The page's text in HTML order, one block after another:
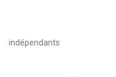
indépendants